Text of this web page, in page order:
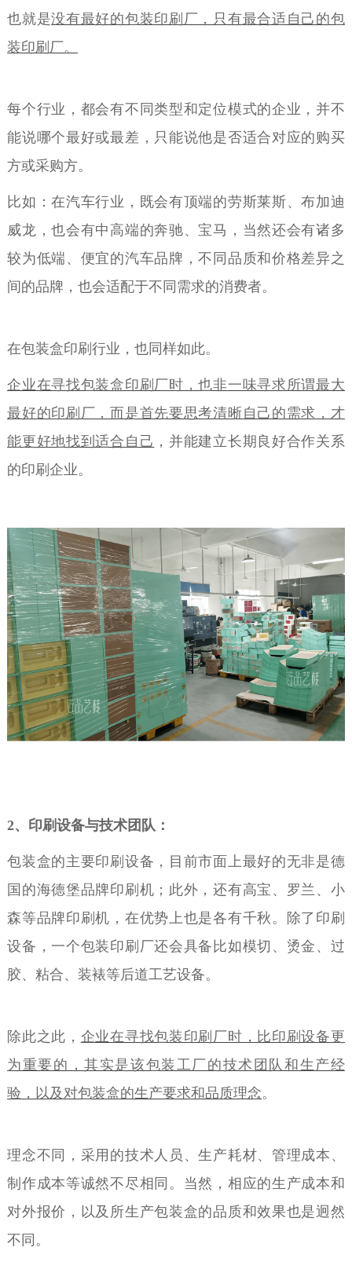
也就是没有最好的包装印刷厂，只有最合适自己的包
装印刷厂。
每个行业，都会有不同类型和定位模式的企业，并不
能说哪个最好或最差，只能说他是否适合对应的购买
方或采购方。
比如：在汽车行业，既会有顶端的劳斯莱斯、布加迪
威龙，也会有中高端的奔驰、宝马，当然还会有诸多
较为低端、便宜的汽车品牌，不同品质和价格差异之
间的品牌，也会适配于不同需求的消费者。
在包装盒印刷行业，也同样如此。
企业在寻找包装盒印刷厂时，也非一味寻求所谓最大
最好的印刷厂，而是首先要思考清晰自己的需求，才
能更好地找到适合自己 ，并能建立长期良好合作关系
的印刷企业。
2、印刷设备与技术团队：
包装盒的主要印刷设备，目前市面上最好的无非是德
国的海德堡品牌印刷机；此外，还有高宝、罗兰、小
森等品牌印刷机，在优势上也是各有千秋。除了印刷
设备，一个包装印刷厂还会具备比如模切、烫金、过
胶、粘合、装裱等后道工艺设备。
除此之此， 企业在寻找包装印刷厂时，比印刷设备更
为重要的，其实是该包装工厂的技术团队和生产经
验，以及对包装盒的生产要求和品质理念。
理念不同，采用的技术人员、生产耗材、管理成本、
制作成本等诚然不尽相同。当然，相应的生产成本和
对外报价，以及所生产包装盒的品质和效果也是迥然
不同。